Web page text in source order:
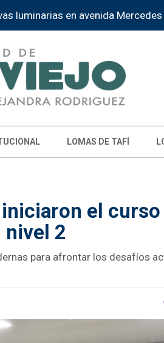
reunirá danzas árabes y
LOMAS DE TAFÍ
el curso
nivel 2
para afrontar los desafíos